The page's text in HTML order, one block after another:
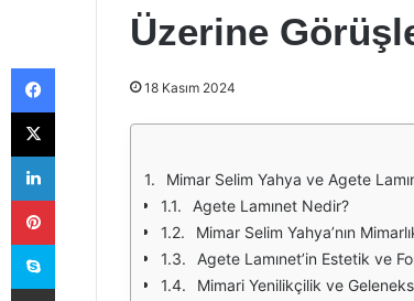
Üzerine
18 Kasım 2024
Mimar Selim Yahya ve Agete
Agete Lamınet Nedir?
Mimar Selim Yahya’nın
Agete Lamınet’in Estetik ve
Mimari Yenilikçilik ve
Facebook
X
LinkedIn
Pinterest
Skype
E-Posta ile paylaş